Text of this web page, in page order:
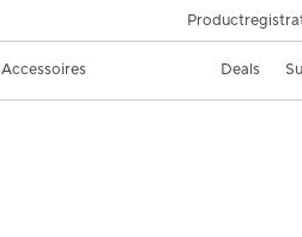
Accessoires Deals